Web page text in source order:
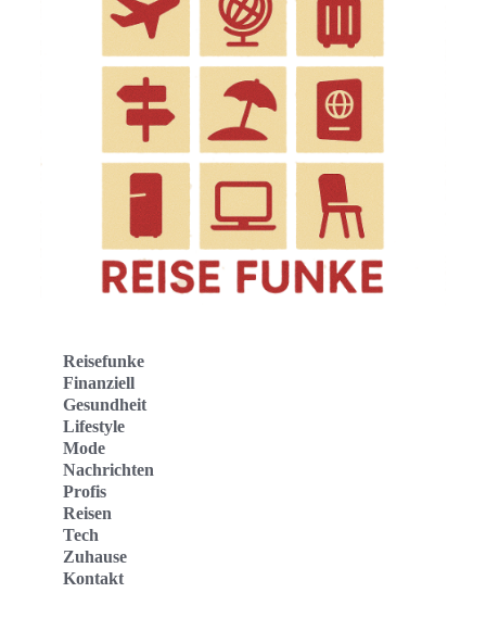
Reisefunke
Finanziell
Gesundheit
Lifestyle
Mode
Nachrichten
Profis
Reisen
Tech
Zuhause
Kontakt